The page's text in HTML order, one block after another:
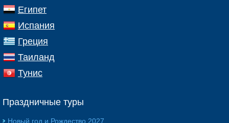
Египет
Испания
Греция
Таиланд
Тунис
Праздничные туры
Новый год и Рождество 2027